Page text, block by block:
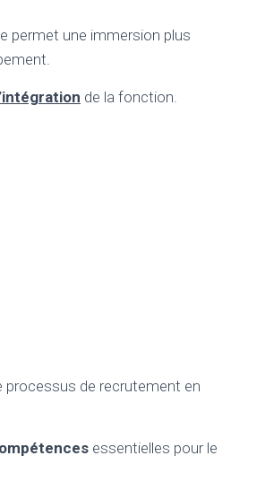
permet une immersion plus
de la fonction.
processus de recrutement en
essentielles pour le